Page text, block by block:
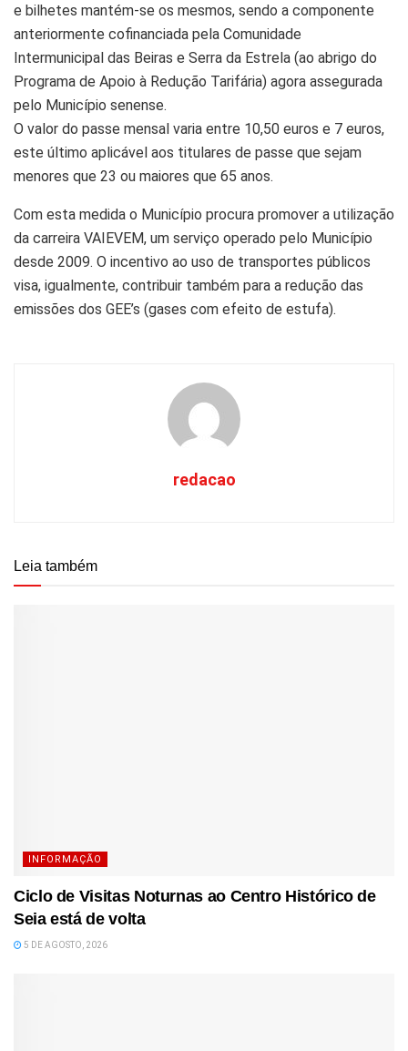
e bilhetes mantém-se os mesmos, sendo a componente
anteriormente cofinanciada pela Comunidade
Intermunicipal das Beiras e Serra da Estrela (ao abrigo do
Programa de Apoio à Redução Tarifária) agora assegurada
pelo Município senense.
O valor do passe mensal varia entre 10,50 euros e 7 euros,
este último aplicável aos titulares de passe que sejam
menores que 23 ou maiores que 65 anos.
Com esta medida o Município procura promover a utilização
da carreira VAIEVEM, um serviço operado pelo Município
desde 2009. O incentivo ao uso de transportes públicos
visa, igualmente, contribuir também para a redução das
emissões dos GEE’s (gases com efeito de estufa).
redacao
Leia também
INFORMAÇÃO
Ciclo de Visitas Noturnas ao Centro Histórico de
Seia está de volta
5 DE AGOSTO, 2026